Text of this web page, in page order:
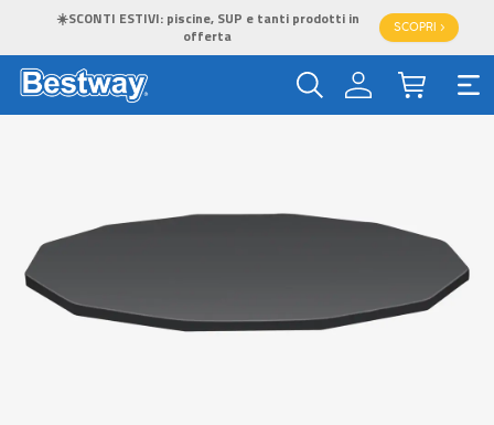
☀️SCONTI ESTIVI: piscine, SUP e tanti prodotti in
offerta
SCOPRI >